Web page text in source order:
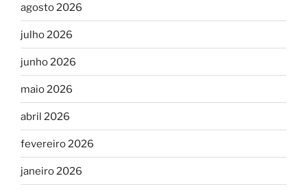
agosto 2026
julho 2026
junho 2026
maio 2026
abril 2026
fevereiro 2026
janeiro 2026